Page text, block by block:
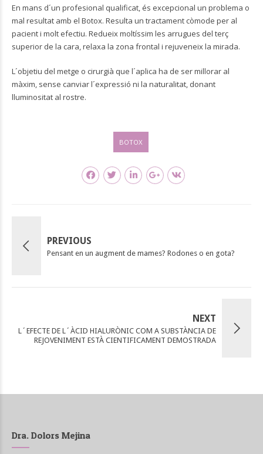
En mans d´un profesional qualificat, és excepcional un problema o
mal resultat amb el Botox. Resulta un tractament còmode per al
pacient i molt efectiu. Redueix moltíssim les arrugues del terç
superior de la cara, relaxa la zona frontal i rejuveneix la mirada.
L´objetiu del metge o cirurgià que l´aplica ha de ser millorar al
màxim, sense canviar l´expressió ni la naturalitat, donant
lluminositat al rostre.
BOTOX
PREVIOUS
Pensant en un augment de mames? Rodones o en gota?
NEXT
L´EFECTE DE L´ÀCID HIALURÒNIC COM A SUBSTÀNCIA DE
REJOVENIMENT ESTÀ CIENTIFICAMENT DEMOSTRADA
Dra. Dolors Mejina